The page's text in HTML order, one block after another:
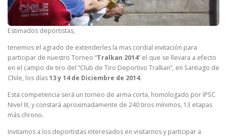
RESULTADOS COMPETENCIAS CONTÁCTENOS
CERTIFICADOS MEMBRESÍA
Estimados deportistas,
tenemos el agrado de extenderles la mas cordial invitación para
participar de nuestro Torneo “Tralkan 2014” el que se llevara a efecto
en el campo de tiro del “Club de Tiro Deportivo Tralkan”, en Santiago de
Chile, los días13 y 14 de Diciembre de 2014.
Esta competencia será un torneo de arma corta, homologado por IPSC
Nivel III, y constará aproximadamente de 240 tiros mínimos, 13 etapas
más chrono.
Invitamos a los deportistas interesados en visitarnos y participar a